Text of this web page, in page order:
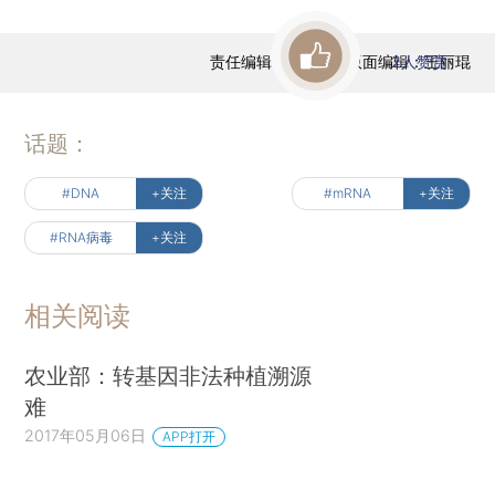
责任编辑：于达维 | 版面编辑：王丽琨
2人赞赏
话题：
#DNA +关注 #mRNA +关注
#RNA病毒 +关注
相关阅读
农业部：转基因非法种植溯源
难
2017年05月06日 APP打开